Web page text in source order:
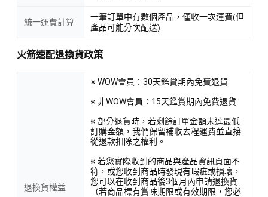
統一運費計算
一筆訂單中有數個產品，僅收一次運費(但
產品可能分次配送)
火箭速配退換貨政策
退換貨權益
※ WOW會員：30天鑑賞期內免費退貨
※ 非WOW會員：15天鑑賞期內免費退貨
※ 部分退貨時，若剩餘訂單金額未達最低
訂購金額，我們保留補收去程運費並直接
從退款扣除之權利。
※ 若您實際收到的商品與產品資訊頁面不
符，或您收到商品時發現有瑕疵或損壞，
您可以在收到商品後3個月內申請退換貨
（若商品標有賞味期限或有效期限，您必